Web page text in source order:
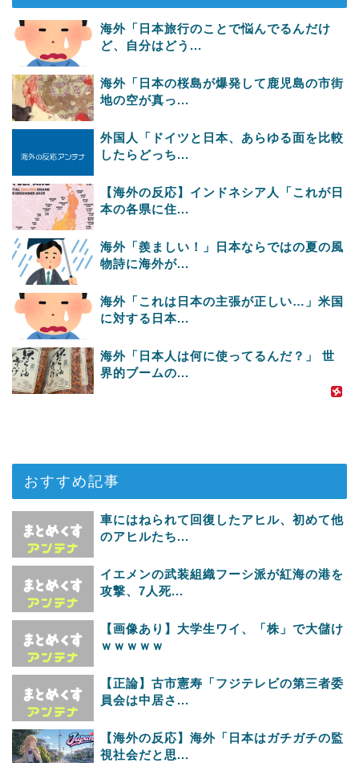
海外「日本旅行のことで悩んでるんだけ
ど、自分はどう...
海外「日本の桜島が爆発して鹿児島の市街
地の空が真っ...
外国人「ドイツと日本、あらゆる面を比較
したらどっち...
【海外の反応】インドネシア人「これが日
本の各県に住...
海外「羨ましい！」日本ならではの夏の風
物詩に海外が...
海外「これは日本の主張が正しい…」米国
に対する日本...
海外「日本人は何に使ってるんだ？」 世
界的ブームの...
おすすめ記事
車にはねられて回復したアヒル、初めて他
のアヒルたち...
イエメンの武装組織フーシ派が紅海の港を
攻撃、7人死...
【画像あり】大学生ワイ、「株」で大儲け
ｗｗｗｗｗ
【正論】古市憲寿「フジテレビの第三者委
員会は中居さ...
【海外の反応】海外「日本はガチガチの監
視社会だと思...